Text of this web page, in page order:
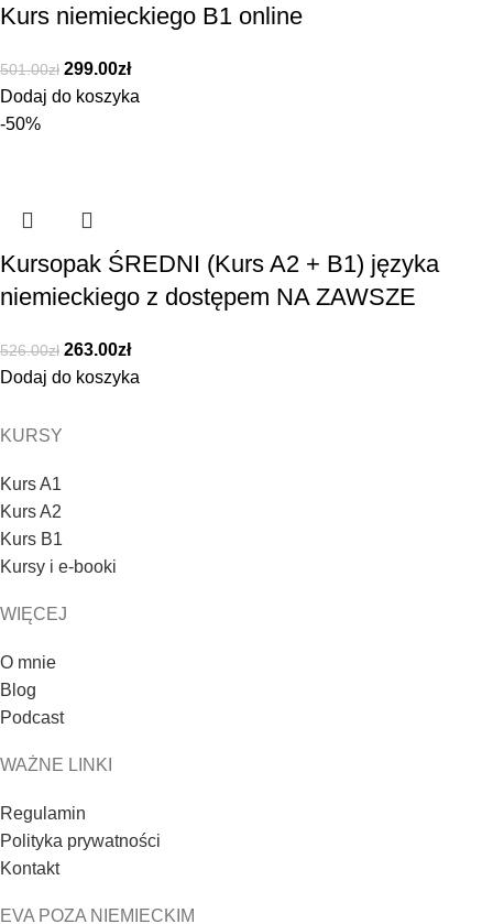
Kurs niemieckiego B1 online
501.00zł 299.00zł
Dodaj do koszyka
-50%
Kursopak ŚREDNI (Kurs A2 + B1) języka
niemieckiego z dostępem NA ZAWSZE
526.00zł 263.00zł
Dodaj do koszyka
KURSY
Kurs A1
Kurs A2
Kurs B1
Kursy i e-booki
WIĘCEJ
O mnie
Blog
Podcast
WAŻNE LINKI
Regulamin
Polityka prywatności
Kontakt
EVA POZA NIEMIECKIM